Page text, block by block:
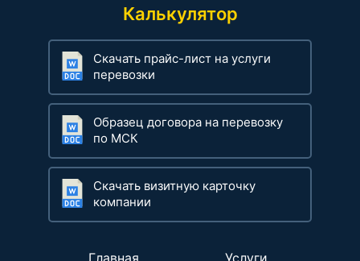
Калькулятор
Скачать прайс-лист на услуги
перевозки
Образец договора на перевозку
по МСК
Скачать визитную карточку
компании